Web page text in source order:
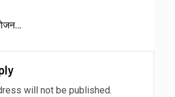
will not be published.